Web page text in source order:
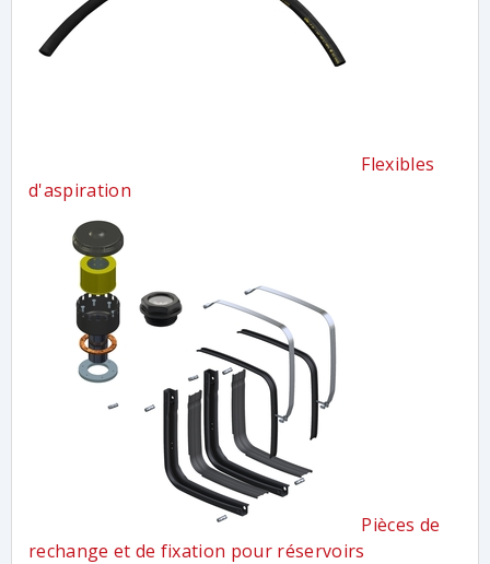
Flexibles
d'aspiration
Pièces de
rechange et de fixation pour réservoirs